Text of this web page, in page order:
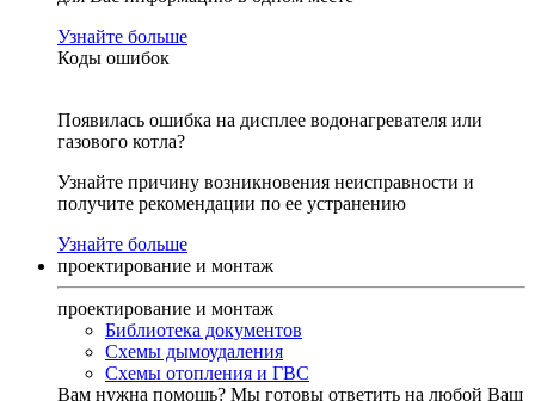
Узнайте больше
Коды ошибок
Появилась ошибка на дисплее водонагревателя или
газового котла?
Узнайте причину возникновения неисправности и
получите рекомендации по ее устранению
Узнайте больше
проектирование и монтаж
проектирование и монтаж
Библиотека документов
Схемы дымоудаления
Схемы отопления и ГВС
Вам нужна помощь? Мы готовы ответить на любой Ваш